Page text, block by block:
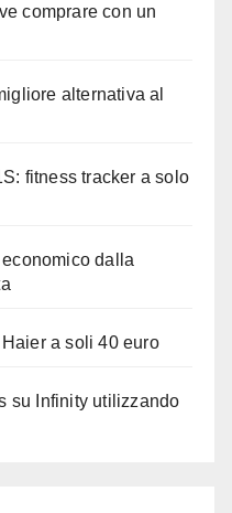
comprare con un
alternativa al
fitness tracker a solo
dalla
a soli 40 euro
su Infinity utilizzando